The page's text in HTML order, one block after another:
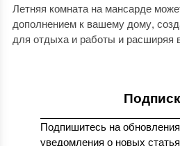
Летняя комната на мансарде
дополнением к вашему дому,
для отдыха и работы и
Подпишитесь на
уведомления о новых